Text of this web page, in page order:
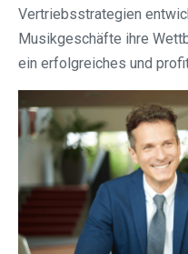
Vertriebsstrategien
Musikgeschäfte ihre
ein erfolgreiches und